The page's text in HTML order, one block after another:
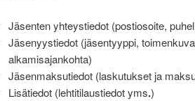
Jäsenten yhteystiedot (postiosoite,
Jäsenyystiedot (jäsentyyppi,
alkamisajankohta)
Jäsenmaksutiedot (laskutukset ja
Lisätiedot (lehtitilaustiedot yms.)